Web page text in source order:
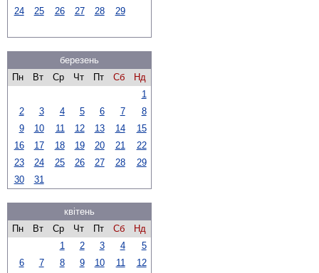
24
25 26 27 28 29
березень
Пн
Вт Ср Чт Пт Сб
Нд
1
2
3 4 5 6 7
8
9
10 11 12 13 14
15
16
17 18 19 20 21
22
23
24 25 26 27 28
29
30
31
квітень
Пн
Вт Ср Чт Пт Сб
Нд
1
2 3 4
5
6
7 8 9 10 11
12